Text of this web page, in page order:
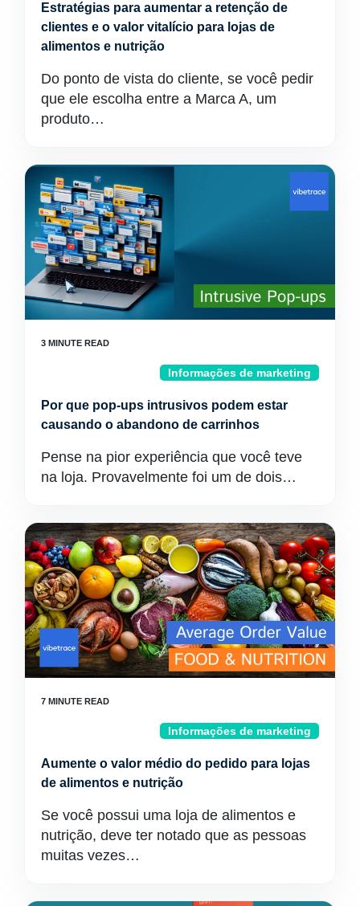
Estratégias para aumentar a retenção de
clientes e o valor vitalício para lojas de
alimentos e nutrição
Do ponto de vista do cliente, se você pedir
que ele escolha entre a Marca A, um
produto…
Informações de marketing
Por que pop-ups intrusivos podem estar
causando o abandono de carrinhos
Pense na pior experiência que você teve
na loja. Provavelmente foi um de dois…
Informações de marketing
Aumente o valor médio do pedido para lojas
de alimentos e nutrição
Se você possui uma loja de alimentos e
nutrição, deve ter notado que as pessoas
muitas vezes…